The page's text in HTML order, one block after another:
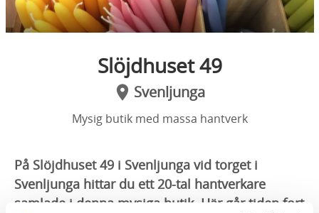
Slöjdhuset 49
Svenljunga
Mysig butik med massa hantverk
På Slöjdhuset 49 i Svenljunga vid torget i
Svenljunga hittar du ett 20-tal hantverkare
samlade i denna mysiga butik. Här går tiden fort